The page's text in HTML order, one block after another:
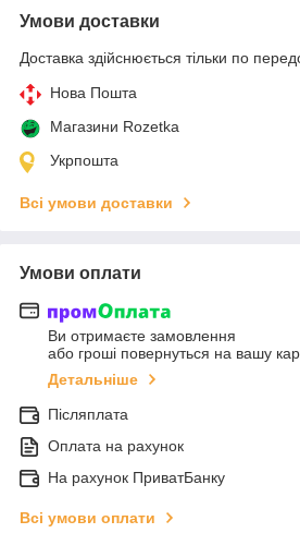
Умови доставки
Доставка здійснюється тільки по
Нова Пошта
Магазини Rozetka
Укрпошта
Всі умови доставки
Умови оплати
Ви отримаєте замовлення
або гроші повернуться на вашу
Детальніше
Післяплата
Оплата на рахунок
На рахунок ПриватБанку
Всі умови оплати